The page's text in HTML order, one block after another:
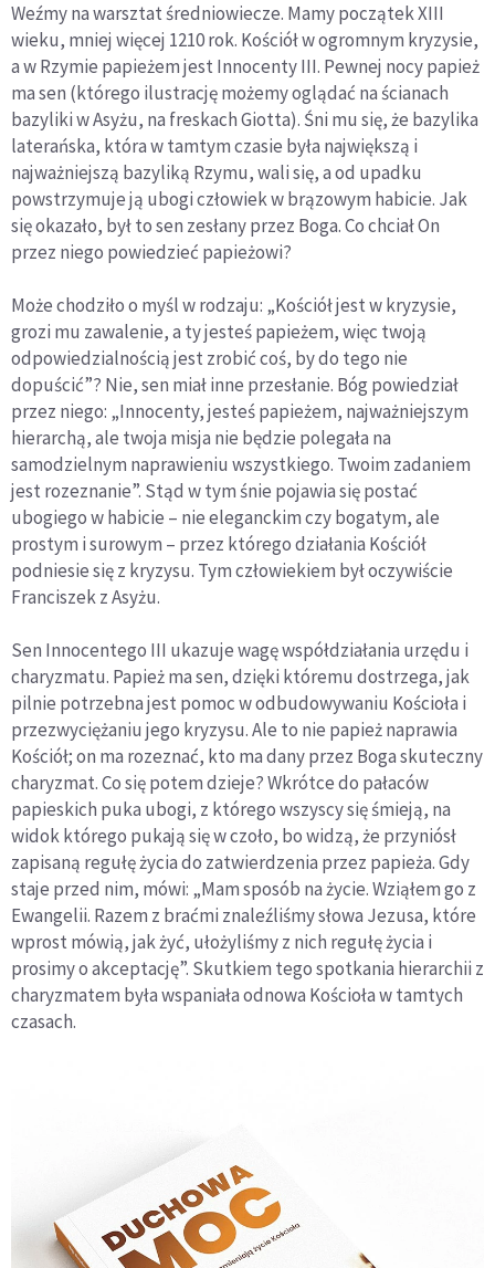
Weźmy na warsztat średniowiecze. Mamy początek XIII
wieku, mniej więcej 1210 rok. Kościół w ogromnym kryzysie,
a w Rzymie papieżem jest Innocenty III. Pewnej nocy papież
ma sen (którego ilustrację możemy oglądać na ścianach
bazyliki w Asyżu, na freskach Giotta). Śni mu się, że bazylika
laterańska, która w tamtym czasie była największą i
najważniejszą bazyliką Rzymu, wali się, a od upadku
powstrzymuje ją ubogi człowiek w brązowym habicie. Jak
się okazało, był to sen zesłany przez Boga. Co chciał On
przez niego powiedzieć papieżowi?
Może chodziło o myśl w rodzaju: „Kościół jest w kryzysie,
grozi mu zawalenie, a ty jesteś papieżem, więc twoją
odpowiedzialnością jest zrobić coś, by do tego nie
dopuścić”? Nie, sen miał inne przesłanie. Bóg powiedział
przez niego: „Innocenty, jesteś papieżem, najważniejszym
hierarchą, ale twoja misja nie będzie polegała na
samodzielnym naprawieniu wszystkiego. Twoim zadaniem
jest rozeznanie”. Stąd w tym śnie pojawia się postać
ubogiego w habicie – nie eleganckim czy bogatym, ale
prostym i surowym – przez którego działania Kościół
podniesie się z kryzysu. Tym człowiekiem był oczywiście
Franciszek z Asyżu.
Sen Innocentego III ukazuje wagę współdziałania urzędu i
charyzmatu. Papież ma sen, dzięki któremu dostrzega, jak
pilnie potrzebna jest pomoc w odbudowywaniu Kościoła i
przezwyciężaniu jego kryzysu. Ale to nie papież naprawia
Kościół; on ma rozeznać, kto ma dany przez Boga skuteczny
charyzmat. Co się potem dzieje? Wkrótce do pałaców
papieskich puka ubogi, z którego wszyscy się śmieją, na
widok którego pukają się w czoło, bo widzą, że przyniósł
zapisaną regułę życia do zatwierdzenia przez papieża. Gdy
staje przed nim, mówi: „Mam sposób na życie. Wziąłem go z
Ewangelii. Razem z braćmi znaleźliśmy słowa Jezusa, które
wprost mówią, jak żyć, ułożyliśmy z nich regułę życia i
prosimy o akceptację”. Skutkiem tego spotkania hierarchii z
charyzmatem była wspaniała odnowa Kościoła w tamtych
czasach.